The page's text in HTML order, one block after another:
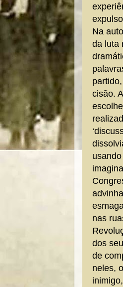
Na
da luta
cisão.
nas
dos
de
neles,